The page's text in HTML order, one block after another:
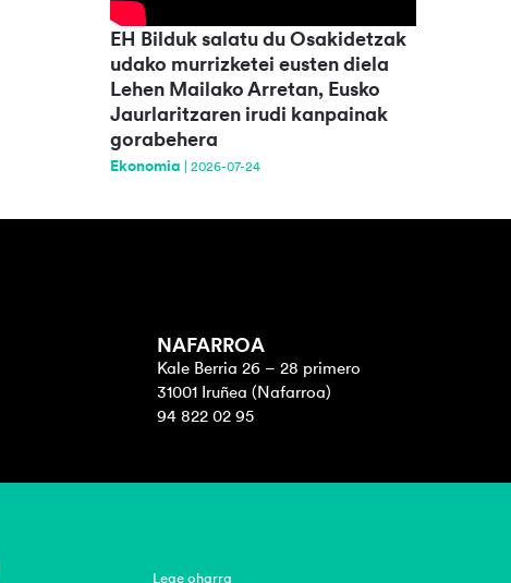
EH Bilduk salatu du Osakidetzak
udako murrizketei eusten diela
Lehen Mailako Arretan, Eusko
Jaurlaritzaren irudi kanpainak
gorabehera
Ekonomia 2026-07-24
NAFARROA
Kale Berria 26 – 28 primero
31001 Iruñea (Nafarroa)
94 822 02 95
Lege oharra